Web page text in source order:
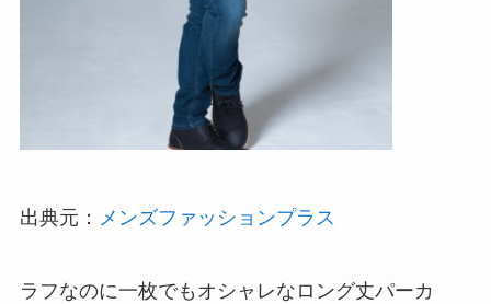
出典元： メンズファッションプラス
ラフなのに一枚でもオシャレなロング丈パーカ